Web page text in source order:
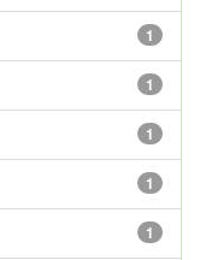
1
1
1
1
1